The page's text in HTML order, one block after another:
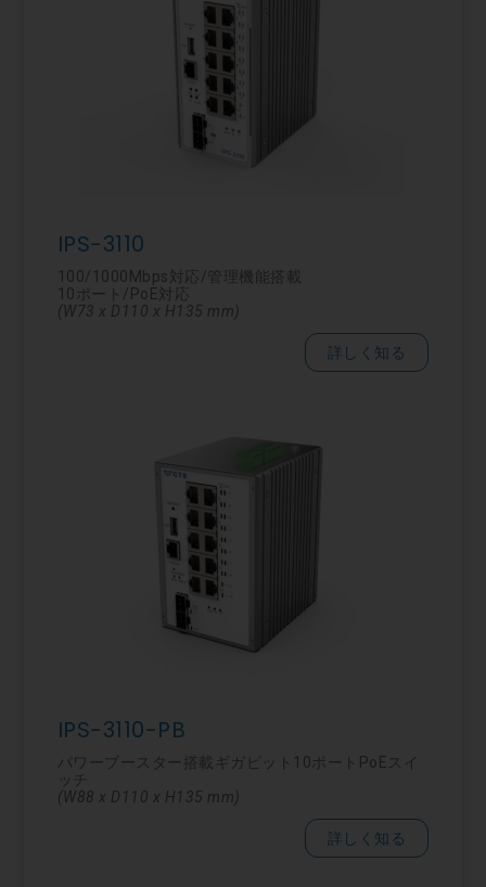
IPS-3110
100/1000Mbps対応/管理機能搭載
10ポート/PoE対応
(W73 x D110 x H135 mm)
詳しく知る
IPS-3110-PB
パワーブースター搭載ギガビット10ポートPoEスイ
ッチ
(W88 x D110 x H135 mm)
詳しく知る